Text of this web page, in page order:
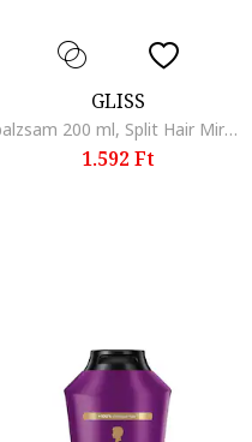
GLISS
balzsam 200 ml, Split Hair Miracle
1.592 Ft